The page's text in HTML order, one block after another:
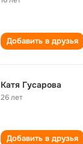
Добавить в друзья
Катя Гусарова
26 лет
Добавить в друзья